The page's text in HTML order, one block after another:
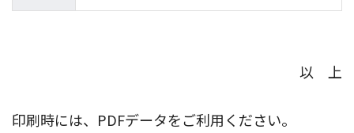
以 上
印刷時には、PDFデータをご利用ください。